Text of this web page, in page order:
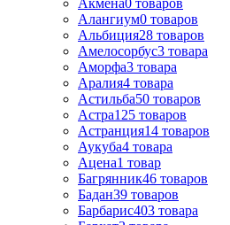
Алангиум0 товаров
Альбиция28 товаров
Амелосорбус3 товара
Аморфа3 товара
Аралия4 товара
Астильба50 товаров
Астра125 товаров
Астранция14 товаров
Аукуба4 товара
Ацена1 товар
Багрянник46 товаров
Бадан39 товаров
Барбарис403 товара